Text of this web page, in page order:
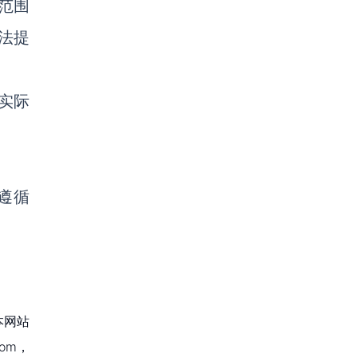
围
提
际
循
网站
，